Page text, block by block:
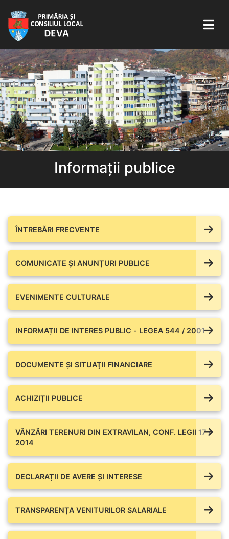
Informații publice
ÎNTREBĂRI FRECVENTE
COMUNICATE ŞI ANUNȚURI PUBLICE
EVENIMENTE CULTURALE
INFORMAȚII DE INTERES PUBLIC - LEGEA 544 / 2001
DOCUMENTE ŞI SITUAŢII FINANCIARE
ACHIZIȚII PUBLICE
VÂNZĂRI TERENURI DIN EXTRAVILAN, CONF. LEGII 17 /
2014
DECLARAȚII DE AVERE ŞI INTERESE
TRANSPARENȚA VENITURILOR SALARIALE